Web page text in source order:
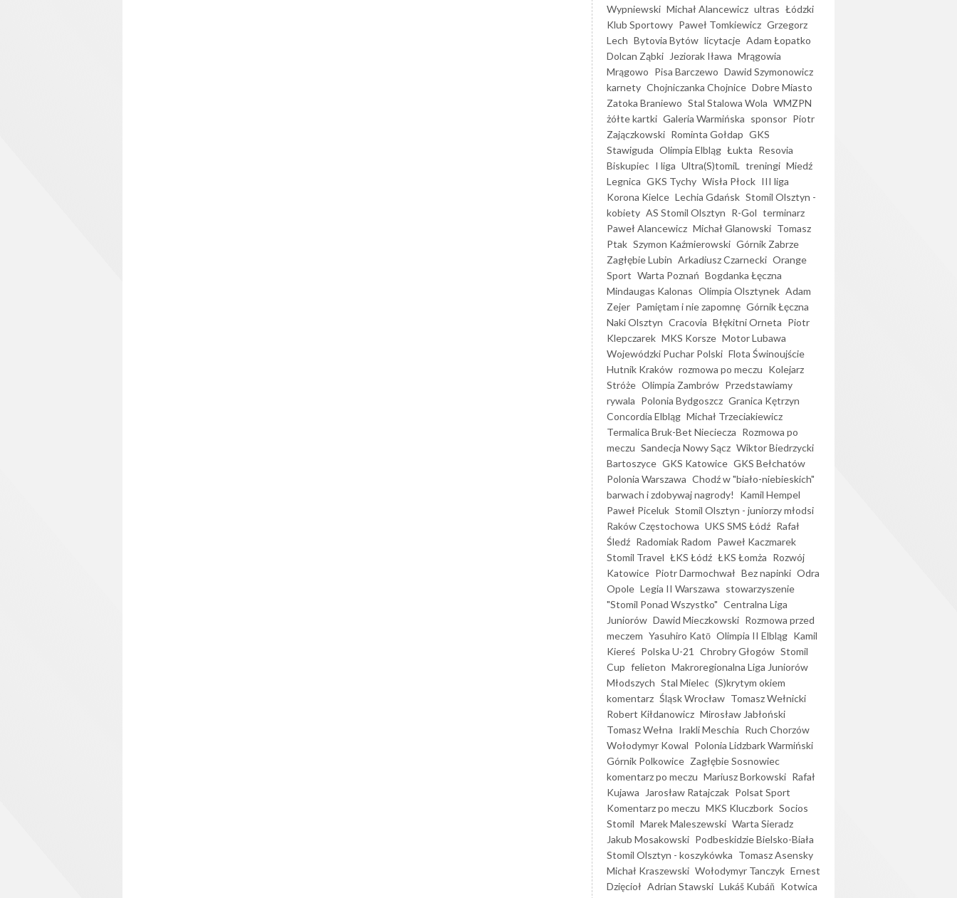
Wypniewski Michał Alancewicz ultras Łódzki
Klub Sportowy Paweł Tomkiewicz Grzegorz
Lech Bytovia Bytów licytacje Adam Łopatko
Dolcan Ząbki
Jeziorak Iława Mrągowia
Mrągowo Pisa Barczewo Dawid Szymonowicz
karnety Chojniczanka Chojnice Dobre Miasto
Zatoka Braniewo Stal Stalowa Wola WMZPN
żółte kartki Galeria Warmińska sponsor Piotr
Zajączkowski Rominta Gołdap GKS
Stawiguda Olimpia Elbląg Łukta Resovia
Biskupiec I liga Ultra(S)tomiL treningi Miedź
Legnica GKS Tychy Wisła Płock III liga
Korona Kielce Lechia Gdańsk Stomil Olsztyn -
kobiety AS Stomil Olsztyn R-Gol terminarz
Paweł Alancewicz Michał Glanowski Tomasz
Ptak Szymon Kaźmierowski Górnik Zabrze
Zagłębie Lubin Arkadiusz Czarnecki Orange
Sport Warta Poznań Bogdanka Łęczna
Mindaugas Kalonas Olimpia Olsztynek Adam
Zejer Pamiętam i nie zapomnę Górnik Łęczna
Naki Olsztyn Cracovia Błękitni Orneta Piotr
Klepczarek MKS Korsze Motor Lubawa
Wojewódzki Puchar Polski Flota Świnoujście
Hutnik Kraków rozmowa po meczu Kolejarz
Stróże Olimpia Zambrów Przedstawiamy
rywala Polonia Bydgoszcz Granica Kętrzyn
Concordia Elbląg Michał Trzeciakiewicz
Termalica Bruk-Bet Nieciecza Rozmowa po
meczu Sandecja Nowy Sącz Wiktor Biedrzycki
Bartoszyce GKS Katowice GKS Bełchatów
Polonia Warszawa Chodź w "biało-niebieskich"
barwach i zdobywaj nagrody!
Kamil Hempel
Paweł Piceluk Stomil Olsztyn - juniorzy młodsi
Raków Częstochowa UKS SMS Łódź Rafał
Śledź Radomiak Radom Paweł Kaczmarek
Stomil Travel ŁKS Łódź ŁKS Łomża Rozwój
Katowice Piotr Darmochwał Bez napinki Odra
Opole Legia II Warszawa stowarzyszenie
"Stomil Ponad Wszystko" Centralna Liga
Juniorów Dawid Mieczkowski Rozmowa przed
meczem Yasuhiro Katō Olimpia II Elbląg Kamil
Kiereś Polska U-21 Chrobry Głogów Stomil
Cup felieton Makroregionalna Liga Juniorów
Młodszych Stal Mielec (S)krytym okiem
komentarz Śląsk Wrocław Tomasz Wełnicki
Robert Kiłdanowicz Mirosław Jabłoński
Tomasz Wełna Irakli Meschia Ruch Chorzów
Wołodymyr Kowal Polonia Lidzbark Warmiński
Górnik Polkowice Zagłębie Sosnowiec
komentarz po meczu Mariusz Borkowski Rafał
Kujawa
Jarosław Ratajczak Polsat Sport
Komentarz po meczu MKS Kluczbork Socios
Stomil Marek Maleszewski Warta Sieradz
Jakub Mosakowski Podbeskidzie Bielsko-Biała
Stomil Olsztyn - koszykówka Tomasz Asensky
Michał Kraszewski Wołodymyr Tanczyk Ernest
Dzięcioł Adrian Stawski Lukáš Kubáň Kotwica